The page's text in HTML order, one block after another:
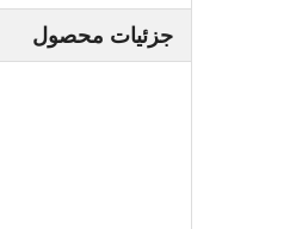
جزئیات محصول